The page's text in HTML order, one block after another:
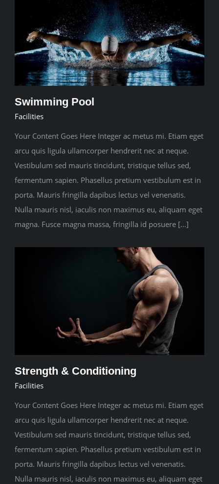
Swimming Pool
Facilities
Your Content Goes Here Integer ac metus mi. Etiam eget
arcu quis ligula ullamcorper hendrerit nec at neque.
Vestibulum sed mauris tincidunt, tristique tellus sed,
fermentum sapien. Phasellus pretium vestibulum est in
porta. Mauris fringilla dapibus lectus vel venenatis.
Nulla mauris nisl, iaculis non maximus eu, aliquam eget
magna. Fusce magna massa, fringilla id posuere [...]
Strength & Conditioning
Facilities
Your Content Goes Here Integer ac metus mi. Etiam eget
arcu quis ligula ullamcorper hendrerit nec at neque.
Vestibulum sed mauris tincidunt, tristique tellus sed,
fermentum sapien. Phasellus pretium vestibulum est in
porta. Mauris fringilla dapibus lectus vel venenatis.
Nulla mauris nisl, iaculis non maximus eu, aliquam eget